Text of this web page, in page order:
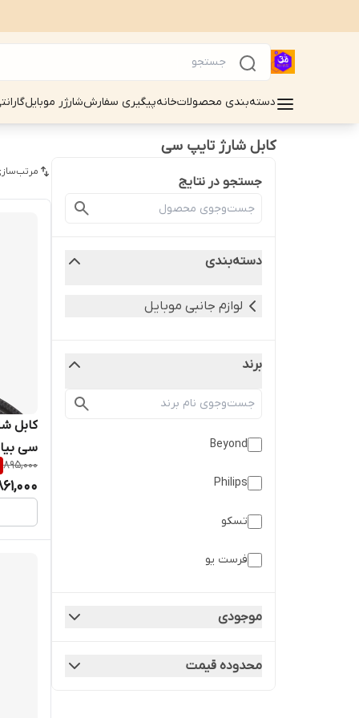
دسته‌بندی محصولاتخانهپیگیری سفارششارژر موبایل
کابل شارژ تایپ سی
جستجو در نتایج
دسته‌بندی
لوازم جانبی موبایل
برند
Beyond
Philips
تسکو
فرست یو
موجودی
محدوده قیمت
کابل
شرکتی 2 متری
895,000